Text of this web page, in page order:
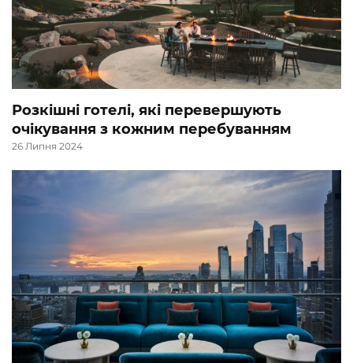
Розкішні готелі, які перевершують
очікування з кожним перебуванням
26 Липня 2024